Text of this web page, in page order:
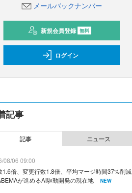
メールバックナンバー
新規会員登録 無料
ログイン
記事
記事 ニュース
08/06 09:00
1.6倍、変更行数1.8倍、平均マージ時間37%削減
が進めるAI駆動開発の現在地
NEW